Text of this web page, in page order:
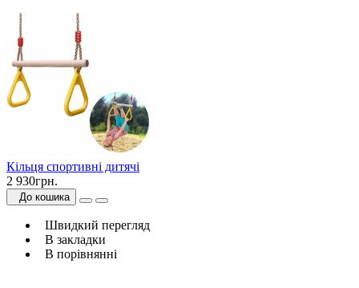
Кільця спортивні дитячі
2 930грн.
До кошика
Швидкий перегляд
В закладки
В порівнянні